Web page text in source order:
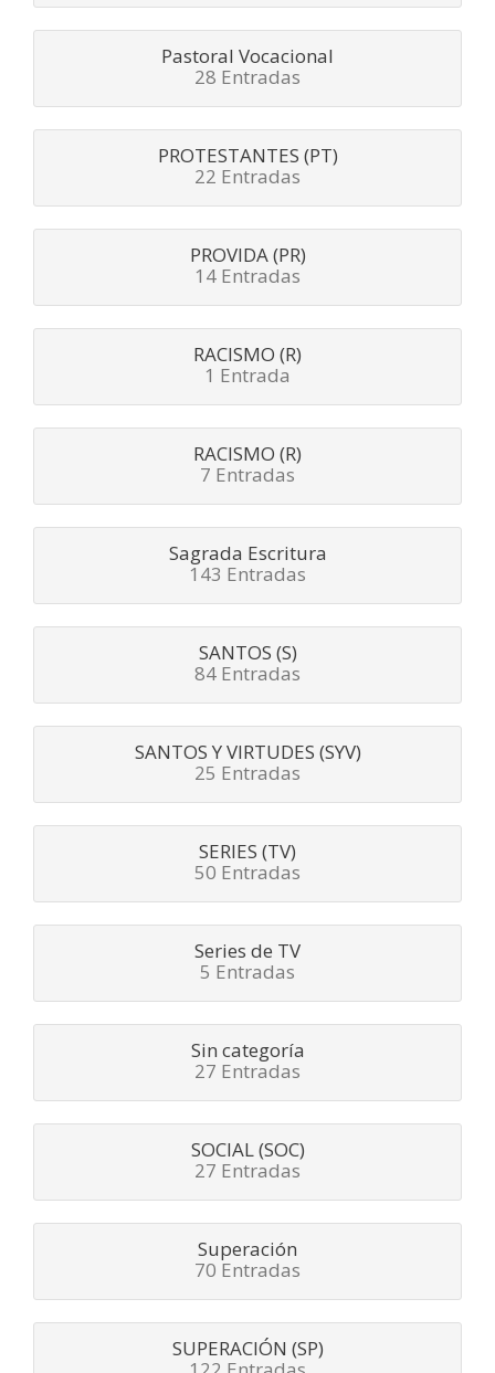
Pastoral Vocacional
28 Entradas
PROTESTANTES (PT)
22 Entradas
PROVIDA (PR)
14 Entradas
RACISMO (R)
1 Entrada
RACISMO (R)
7 Entradas
Sagrada Escritura
143 Entradas
SANTOS (S)
84 Entradas
SANTOS Y VIRTUDES (SYV)
25 Entradas
SERIES (TV)
50 Entradas
Series de TV
5 Entradas
Sin categoría
27 Entradas
SOCIAL (SOC)
27 Entradas
Superación
70 Entradas
SUPERACIÓN (SP)